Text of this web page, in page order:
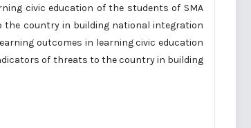
civic education of the students of SMA
the country in building national integration
outcomes in learning civic education
of threats to the country in building